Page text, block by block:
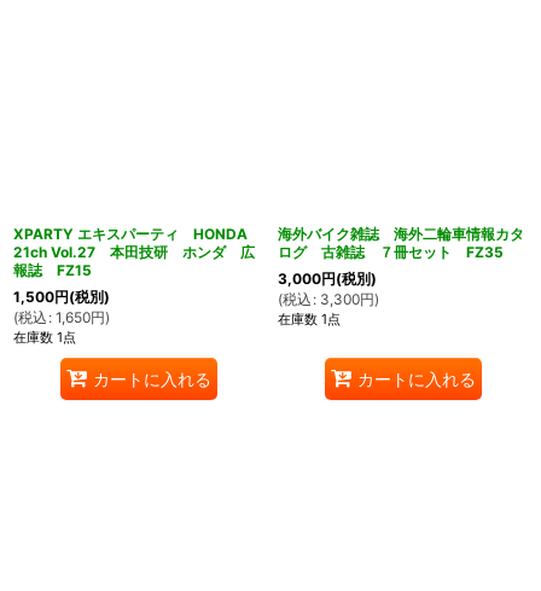
XPARTY エキスパーティ HONDA
21ch Vol.27 本田技研 ホンダ 広
報誌 FZ15
1,500円(税別)
(税込 : 1,650円)
在庫数 1点
カートに入れる
海外バイク雑誌 海外二輪車情報カタ
ログ 古雑誌 ７冊セット FZ35
3,000円(税別)
(税込 : 3,300円)
在庫数 1点
カートに入れる